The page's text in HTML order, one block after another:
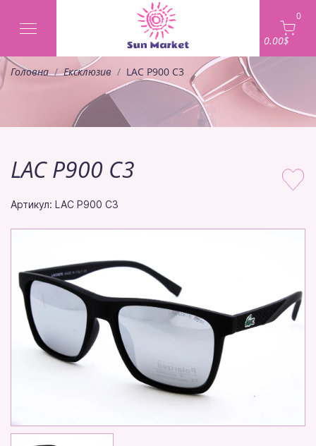
0
0.00$
Головна Ексклюзив LAC P900 C3
LAC P900 C3
Артикул: LAC P900 C3